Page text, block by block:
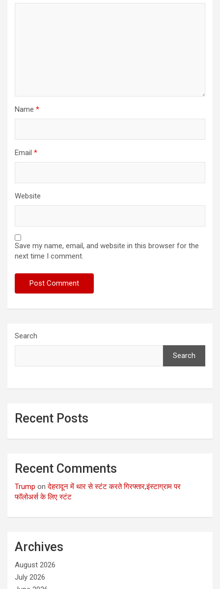
Name *
Email *
Website
Save my name, email, and website in this browser for the
next time I comment.
Search
Search
Recent Posts
Recent Comments
Trump onदेहरादून में थार से स्टंट करते गिरफ्तार,इंस्टाग्राम पर
फॉलोअर्स के लिए स्टंट
Archives
August 2026
July 2026